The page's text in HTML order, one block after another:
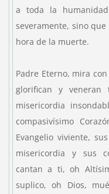
a toda la
severamente, sino
hora de la muerte.
Padre Eterno, mira
glorifican y
misericordia
compasivísimo
Evangelio viviente,
misericordia y sus
cantan a ti, oh
suplico, oh Dios,